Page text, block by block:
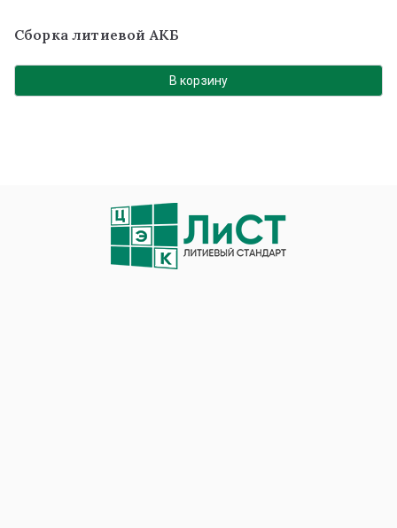
Сборка литиевой АКБ
В корзину